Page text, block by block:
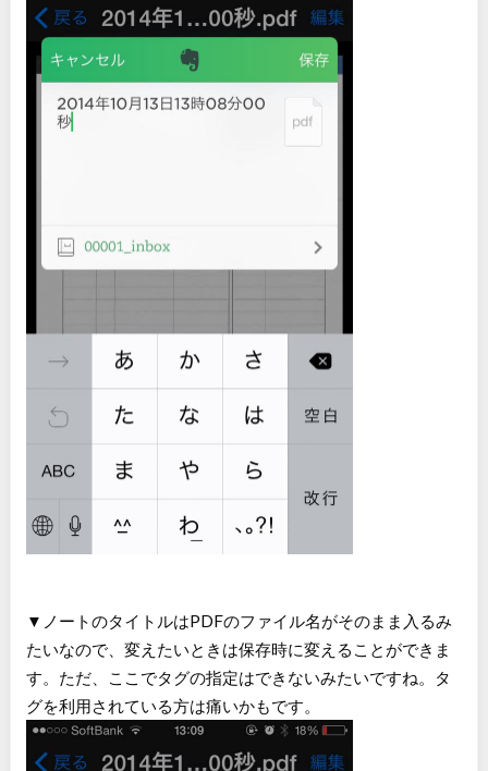
▼ノートのタイトルはPDFのファイル名がそのまま入るみ
たいなので、変えたいときは保存時に変えることができま
す。ただ、ここでタグの指定はできないみたいですね。タ
グを利用されている方は痛いかもです。